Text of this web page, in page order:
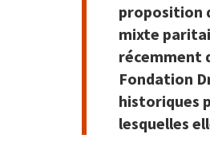
proposition
mixte
récemment
Fondation
historiques
lesquelles